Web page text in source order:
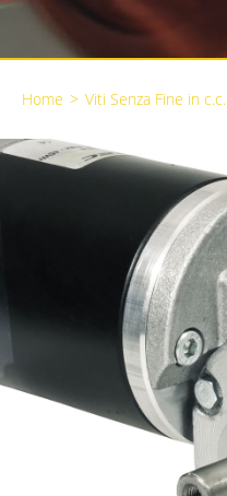
Home > Viti Senza Fine in c.c.